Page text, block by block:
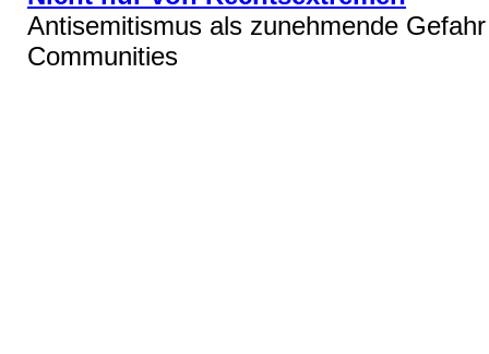
Antisemitismus als zunehmende
Communities